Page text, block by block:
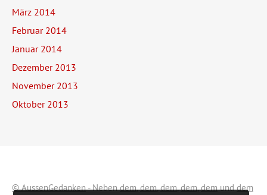
März 2014
Februar 2014
Januar 2014
Dezember 2013
November 2013
Oktober 2013
© AussenGedanken- Nebendem,dem,dem,dem,demunddem